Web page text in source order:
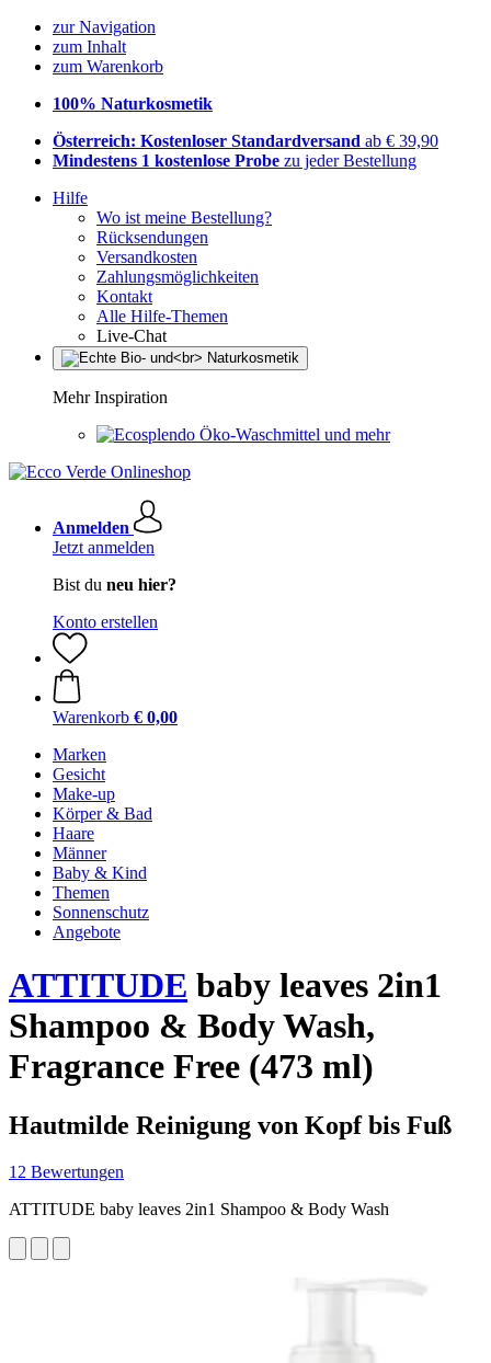
zur Navigation
zum Inhalt
zum Warenkorb
100% Naturkosmetik
Österreich: Kostenloser Standardversand ab € 39,90
Mindestens 1 kostenlose Probe zu jeder Bestellung
Hilfe
Wo ist meine Bestellung?
Rücksendungen
Versandkosten
Zahlungsmöglichkeiten
Kontakt
Alle Hilfe-Themen
Live-Chat
Mehr Inspiration
Öko-Waschmittel und mehr
Anmelden
Jetzt anmelden
Bist du neu hier?
Konto erstellen
Warenkorb € 0,00
Marken
Gesicht
Make-up
Körper & Bad
Haare
Männer
Baby & Kind
Themen
Sonnenschutz
Angebote
ATTITUDE baby leaves 2in1
Shampoo & Body Wash,
Fragrance Free (473 ml)
Hautmilde Reinigung von Kopf bis Fuß
12 Bewertungen
ATTITUDE baby leaves 2in1 Shampoo & Body Wash